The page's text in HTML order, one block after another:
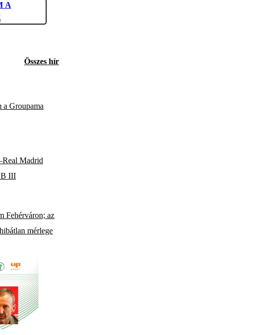
A
Összes hír
a Groupama
Madrid
III
Fehérváron; az
mérlege